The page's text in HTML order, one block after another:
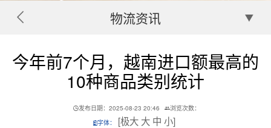
物流资讯
今年前7个月，越南进口额最高的
10种商品类别统计
发布日期：2025-08-23 20:46
浏览次数：
字体：
[极大 大 中 小]